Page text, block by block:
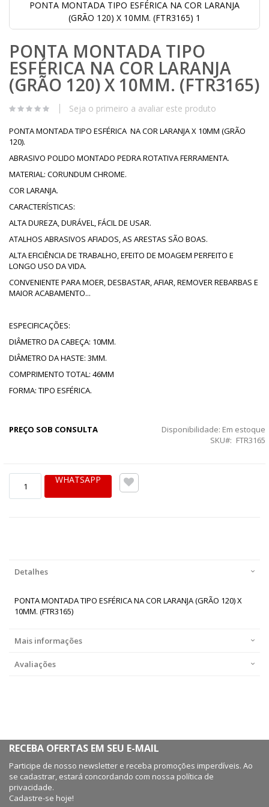
PONTA MONTADA TIPO ESFÉRICA NA COR LARANJA
(GRÃO 120) X 10MM. (FTR3165) 1
para
o
início
da
Galeria
imagens
PONTA MONTADA TIPO
ESFÉRICA NA COR LARANJA
(GRÃO 120) X 10MM. (FTR3165)
Seja o primeiro a avaliar este produto
PONTA MONTADA TIPO ESFÉRICA NA COR LARANJA X 10MM (GRÃO
120).
ABRASIVO POLIDO MONTADO PEDRA ROTATIVA FERRAMENTA.
MATERIAL: CORUNDUM CHROME.
COR LARANJA.
CARACTERÍSTICAS:
ALTA DUREZA, DURÁVEL, FÁCIL DE USAR.
ATALHOS ABRASIVOS AFIADOS, AS ARESTAS SÃO BOAS.
ALTA EFICIÊNCIA DE TRABALHO, EFEITO DE MOAGEM PERFEITO E
LONGO USO DA VIDA.
CONVENIENTE PARA MOER, DESBASTAR, AFIAR, REMOVER REBARBAS E
MAIOR ACABAMENTO...
ESPECIFICAÇÕES:
DIÂMETRO DA CABEÇA: 10MM.
DIÂMETRO DA HASTE: 3MM.
COMPRIMENTO TOTAL: 46MM
FORMA: TIPO ESFÉRICA.
PREÇO SOB CONSULTA Disponibilidade: Em estoque
SKU
FTR3165
WHATSAPP
Detalhes
PONTA MONTADA TIPO ESFÉRICA NA COR LARANJA (GRÃO 120) X
10MM. (FTR3165)
Mais informações
Avaliações
RECEBA OFERTAS EM SEU E-MAIL
Participe de nosso newsletter e receba promoções imperdíveis. Ao
se cadastrar, estará concordando com nossa política de
privacidade.
Cadastre-se hoje!